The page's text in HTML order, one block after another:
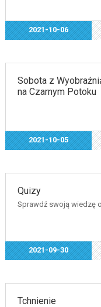
2021-10-06
Sobota z
na Czarnym Potoku
2021-10-05
Quizy
Sprawdź swoją wiedzę
2021-09-30
Tchnienie